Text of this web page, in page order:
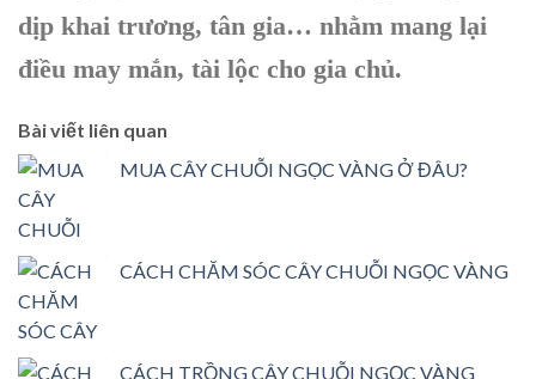
dịp khai trương, tân gia… nhằm mang lại
điều may mắn, tài lộc cho gia chủ.
Bài viết liên quan
MUA CÂY CHUỖI NGỌC VÀNG Ở ĐÂU?
CÁCH CHĂM SÓC CÂY CHUỖI NGỌC VÀNG
CÁCH TRỒNG CÂY CHUỖI NGỌC VÀNG